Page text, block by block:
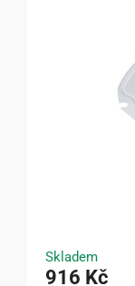
Skladem
916 Kč